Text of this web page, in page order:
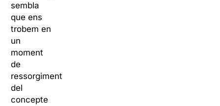
sembla
que ens
trobem en
un
moment
de
ressorgiment
del
concepte